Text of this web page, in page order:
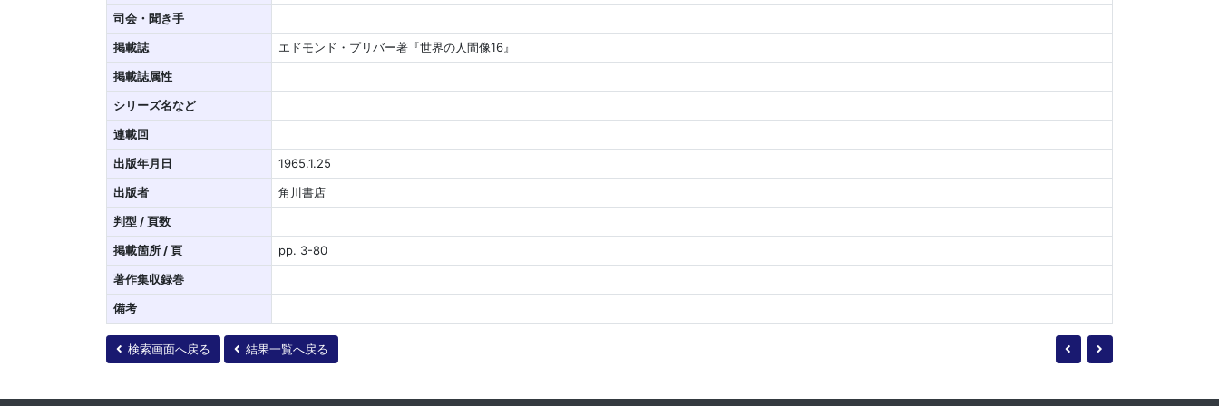
司会・聞き手
掲載誌
エドモンド・プリバー著『世界の人間像16』
掲載誌属性
シリーズ名など
連載回
出版年月日
1965.1.25
出版者
角川書店
判型 / 頁数
掲載箇所 / 頁
pp. 3-80
著作集収録巻
備考
検索画面へ戻る 結果一覧へ戻る